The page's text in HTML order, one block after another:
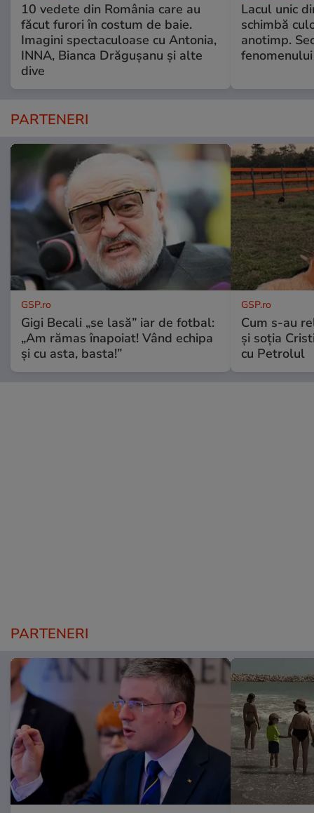
10 vedete din România care au
făcut furori în costum de baie.
Imagini spectaculoase cu Antonia,
INNA, Bianca Drăgușanu și alte
dive
Lacul unic
schimbă
anotimp.
fenomenului
PARTENERI
GSP.ro
Gigi Becali „se lasă” iar de fotbal:
„Am rămas înapoiat! Vând echipa
și cu asta, basta!”
GSP.ro
Cum s-au
și soția
cu Petrolul
PARTENERI